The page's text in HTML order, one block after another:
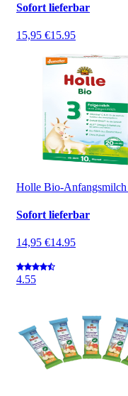
Sofort lieferbar
15,95 €15.95
Holle Bio-Anfangsmilch
Sofort lieferbar
14,95 €14.95
4.55